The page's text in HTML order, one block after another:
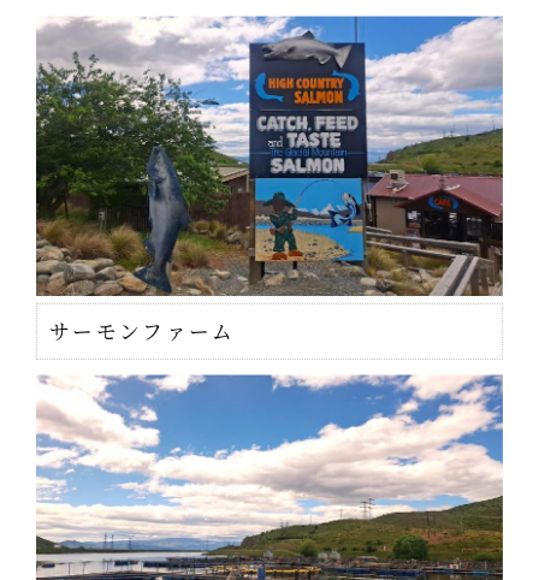
サーモンファーム